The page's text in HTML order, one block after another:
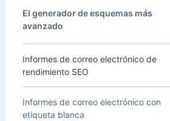
El generador de esquemas más
avanzado
Informes de correo electrónico de
rendimiento SEO
Informes de correo electrónico con
etiqueta blanca